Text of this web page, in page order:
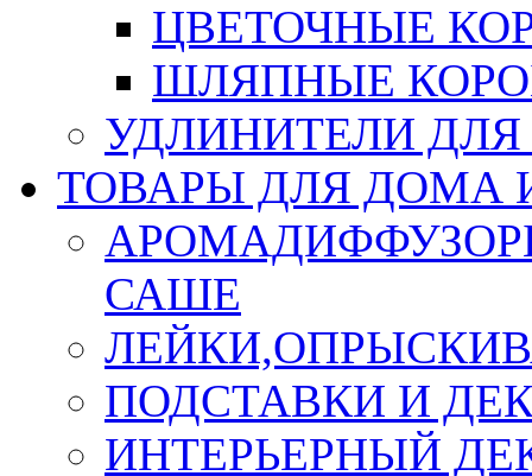
ЦВЕТОЧНЫЕ
ШЛЯПНЫЕ
УДЛИНИТЕЛИ
ТОВАРЫ ДЛЯ ДОМА
САШЕ
ПОДСТАВКИ И
ИНТЕРЬЕРНЫЙ